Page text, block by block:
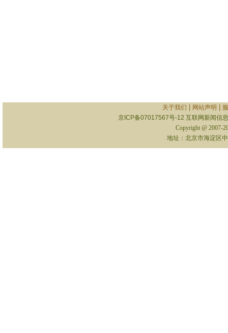
关于我们 网站声明
京ICP备07017567号-12 互联网新闻信
Copyright @ 2007-
地址：北京市海淀区